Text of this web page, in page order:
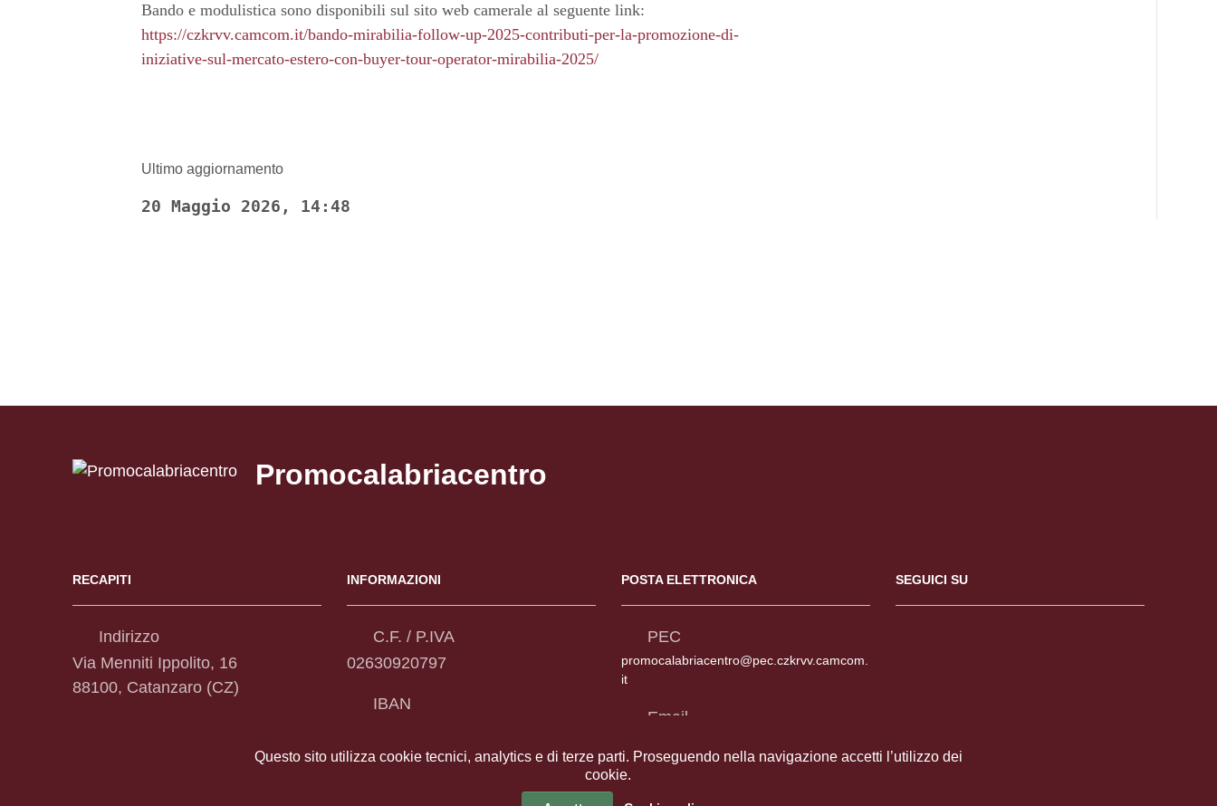
Questo sito utilizza cookie tecnici, analytics e di terze parti. Proseguendo nella navigazione accetti l’utilizzo dei
cookie.
Bando e modulistica sono disponibili sul sito web camerale al seguente link:
https://czkrvv.camcom.it/bando-mirabilia-follow-up-2025-contributi-per-la-promozione-di-
iniziative-sul-mercato-estero-con-buyer-tour-operator-mirabilia-2025/
Ultimo aggiornamento
20 Maggio 2026, 14:48
Promocalabriacentro
RECAPITI
Indirizzo
Via Menniti Ippolito, 16
88100, Catanzaro (CZ)
INFORMAZIONI
C.F. / P.IVA
02630920797
IBAN
POSTA ELETTRONICA
PEC
promocalabriacentro@pec.czkrvv.camcom.
it
Email
SEGUICI SU